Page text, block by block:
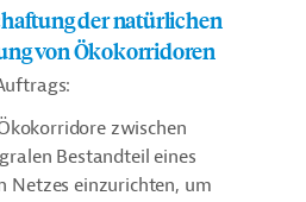
der natürlichen
von Ökokorridoren
zwischen
Bestandteil eines
Netzes einzurichten, um